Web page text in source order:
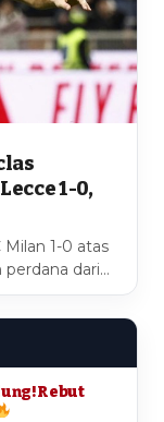
1-0,
1-0 atas
dari…
Rebut